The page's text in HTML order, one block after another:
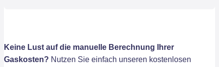
Keine Lust auf die manuelle Berechnung Ihrer
Gaskosten? Nutzen Sie einfach unseren kostenlosen